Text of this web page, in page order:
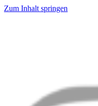
Zum Inhalt springen